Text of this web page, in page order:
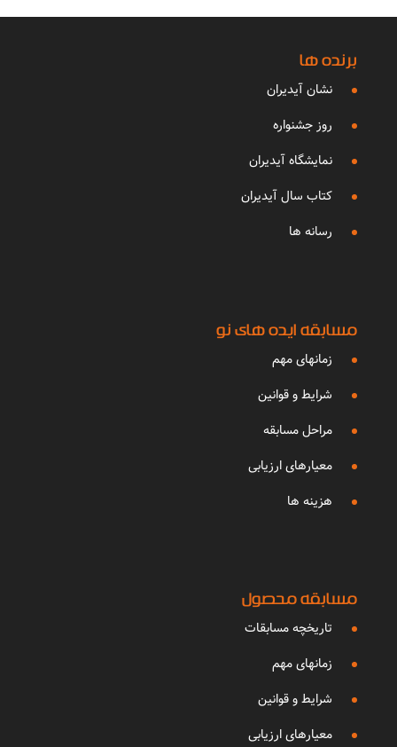
برنده ها
نشان آیدیران
روز جشنواره
نمایشگاه آیدیران
کتاب سال آیدیران
رسانه ها
مسابقه ایده های نو
زمانهای مهم
شرایط و قوانین
مراحل مسابقه
معیارهای ارزیابی
هزینه ها
مسابقه محصول
تاریخچه مسابقات
زمانهای مهم
شرایط و قوانین
معیارهای ارزیابی